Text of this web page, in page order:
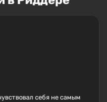
себя не самым